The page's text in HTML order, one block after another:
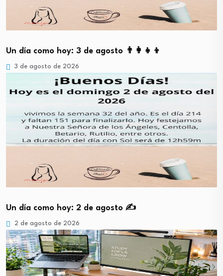
Un día como hoy: 3 de agosto 👨‍👩‍👧‍👦
3 de agosto de 2026
Un día como hoy: 2 de agosto ✍️
2 de agosto de 2026